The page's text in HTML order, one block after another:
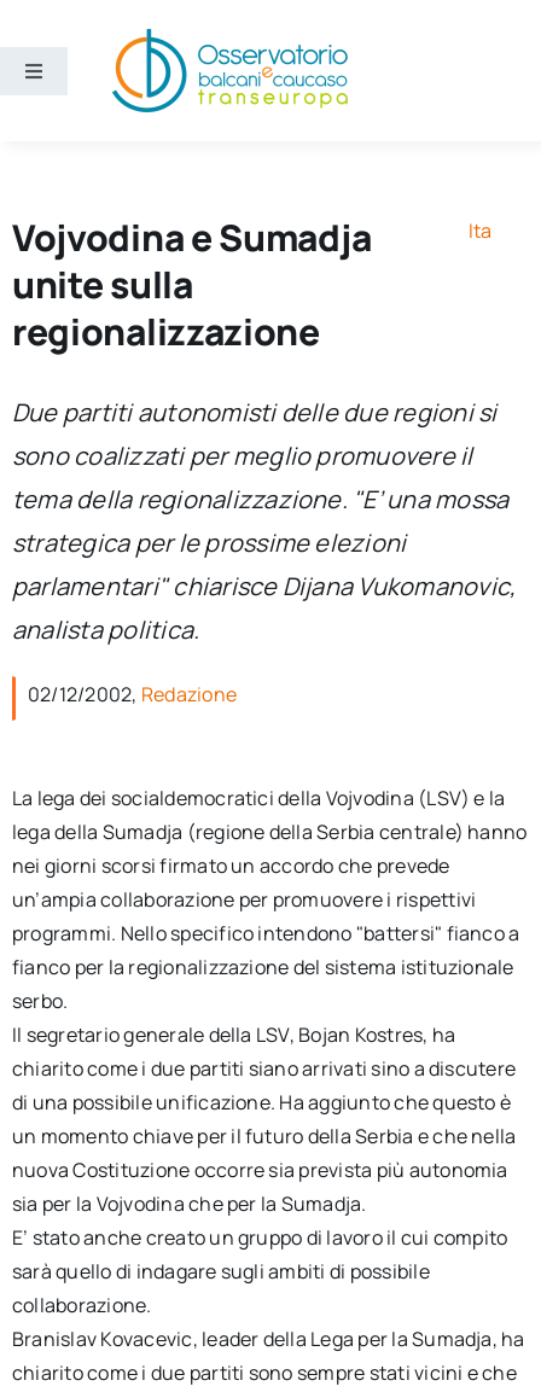
contenuto
Toggle
Ricerca e divulgazione
Chi siamo
per:
Newsletter
Ita
Vojvodina e Sumadja
unite sulla
regionalizzazione
Ita
Due partiti autonomisti delle due regioni si
sono coalizzati per meglio promuovere il
tema della regionalizzazione. "E’ una mossa
strategica per le prossime elezioni
parlamentari" chiarisce Dijana Vukomanovic,
analista politica.
02/12/2002, Redazione
La lega dei socialdemocratici della Vojvodina (LSV) e la
lega della Sumadja (regione della Serbia centrale) hanno
nei giorni scorsi firmato un accordo che prevede
un’ampia collaborazione per promuovere i rispettivi
programmi. Nello specifico intendono "battersi" fianco a
fianco per la regionalizzazione del sistema istituzionale
serbo.
Il segretario generale della LSV, Bojan Kostres, ha
chiarito come i due partiti siano arrivati sino a discutere
di una possibile unificazione. Ha aggiunto che questo è
un momento chiave per il futuro della Serbia e che nella
nuova Costituzione occorre sia prevista più autonomia
sia per la Vojvodina che per la Sumadja.
E’ stato anche creato un gruppo di lavoro il cui compito
sarà quello di indagare sugli ambiti di possibile
collaborazione.
Branislav Kovacevic, leader della Lega per la Sumadja, ha
chiarito come i due partiti sono sempre stati vicini e che